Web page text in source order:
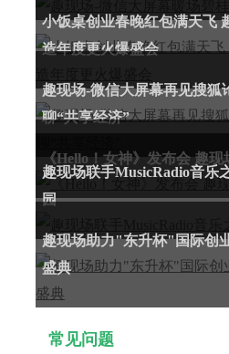
小饭桌创业春晚红包满天飞
造年度更火爆盛会
趣现场-微信大屏幕再见搜狐
聊“共享经济”
《Hello！女神》发布会 趣
趣现场联手MusicRadio音乐
园
趣现场助力"东升杯"国际创
盛典
常见问题